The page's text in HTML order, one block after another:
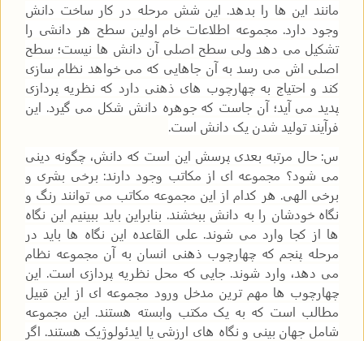
مانند این ها را بدهد. این شش مرحله در کار ساخت دانش
وجود دارد. مجموعه اطلاعات خام اولین سطح هر دانشی را
تشکیل می دهد ولی سطح اصلی آن دانش ها نیست؛ سطح
اصلی اش می رسد به آن جاهایی که می خواهد نظام سازی
کند و احتیاج به چهارچوب های ذهنی دارد که نظریه پردازی
پدید می آید؛ آن جاست که جوهره دانش شکل می گیرد. این
فرآیند تولید شدن یک دانش است.
س: حال مرتبه بعدی پرسش این است که دانش، چگونه دینی
می شود؟ مجموعه ای از مکاتب وجود دارند: برخی بشری و
برخی الهی. هر کدام از این مجموعه مکاتب می توانند رنگ و
نگاه خودشان را به دانش ببخشند. بنابراین باید ببینیم این نگاه
ها از کجا وارد می شوند. علی القاعده این نگاه ها باید در
مرحله پنجم که چهارچوب ذهنی انسان به آن مجموعه نظام
می دهد، وارد شوند. جایی که محل نظریه پردازی است. این
چهارچوب ها مهم ترین مدخل ورود مجموعه ای از این قبیل
مطالب است که به یک مکتب وابسته هستند. این مجموعه
شامل جهان بینی و نگاه های ارزشی یا ایدئولوژیک هستند. اگر